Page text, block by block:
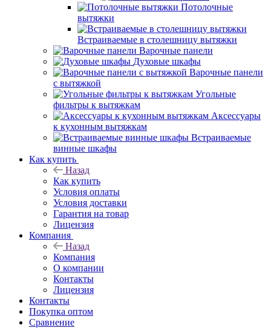
Потолочные
вытяжки
Встраиваемые в столешницу вытяжки
Варочные панели
Духовые шкафы
Варочные панели
с вытяжкой
Угольные
фильтры к вытяжкам
Аксессуары
к кухонным вытяжкам
Встраиваемые
винные шкафы
Как купить
Назад
Как купить
Условия оплаты
Условия доставки
Гарантия на товар
Лицензия
Компания
Назад
Компания
О компании
Контакты
Лицензия
Контакты
Покупка оптом
Сравнение